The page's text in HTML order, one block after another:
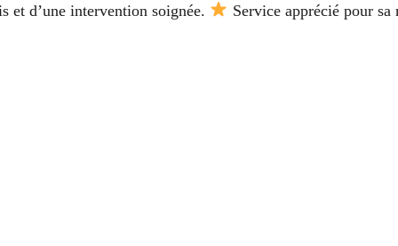
et d’une intervention soignée.
Service apprécié pour